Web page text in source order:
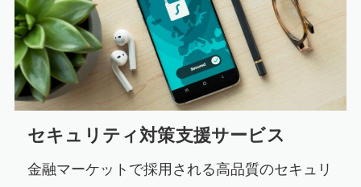
セキュリティ対策支援サービス
金融マーケットで採用される高品質のセキュリ